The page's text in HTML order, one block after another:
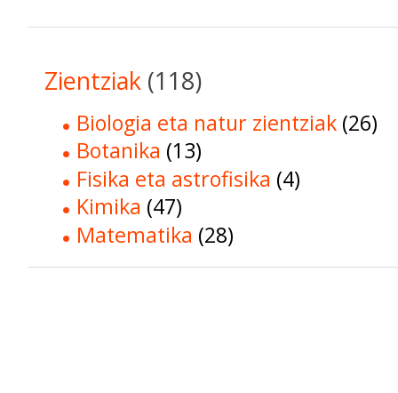
Zientziak (118)
Biologia eta natur zientziak (26)
Botanika (13)
Fisika eta astrofisika (4)
Kimika (47)
Matematika (28)